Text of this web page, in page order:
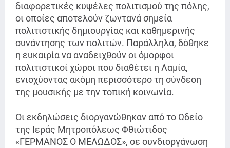
διαφορετικές κυψέλες πολιτισμού της πόλης,
οι οποίες αποτελούν ζωντανά σημεία
πολιτιστικής δημιουργίας και καθημερινής
συνάντησης των πολιτών. Παράλληλα, δόθηκε
η ευκαιρία να αναδειχθούν οι όμορφοι
πολιτιστικοί χώροι που διαθέτει η Λαμία,
ενισχύοντας ακόμη περισσότερο τη σύνδεση
της μουσικής με την τοπική κοινωνία.
Οι εκδηλώσεις διοργανώθηκαν από το Ωδείο
της Ιεράς Μητροπόλεως Φθιώτιδος
«ΓΕΡΜΑΝΟΣ Ο ΜΕΛΩΔΟΣ», σε συνδιοργάνωση